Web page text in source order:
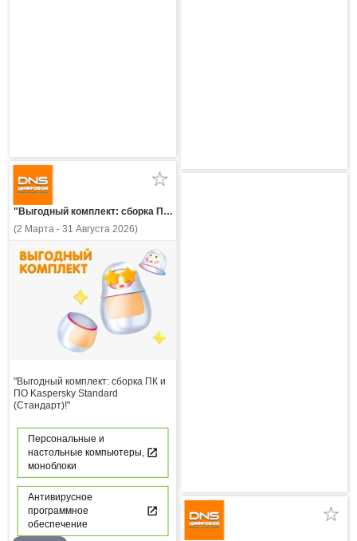
"Выгодный комплект: сборка ПК и ПО Kaspersky Standard (Стандарт)!"
(2 Марта - 31 Августа 2026)
"Выгодный комплект: сборка ПК и
ПО Kaspersky Standard
(Стандарт)!"
Персональные и
настольные компьютеры,
моноблоки
Антивирусное
программное
обеспечение